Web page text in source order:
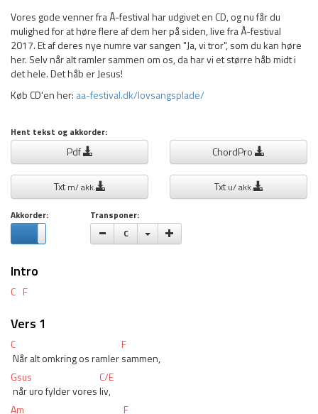
Vores gode venner fra Å-festival har udgivet en CD, og nu får du
mulighed for at høre flere af dem her på siden, live fra Å-festival
2017. Et af deres nye numre var sangen "Ja, vi tror", som du kan høre
her. Selv når alt ramler sammen om os, da har vi et større håb midt i
det hele. Det håb er Jesus!
Køb CD'en her: aa-festival.dk/lovsangsplade/
Hent tekst og akkorder:
Pdf ChordPro
Txtm/ akk. Txtu/ akk.
Akkorder: Transponer:
C Vælge toneart
Intro
C F
Vers 1
C
F
Når alt omkring os ramler sammen,
Gsus
C/E
når uro fylder vores liv,
Am
F